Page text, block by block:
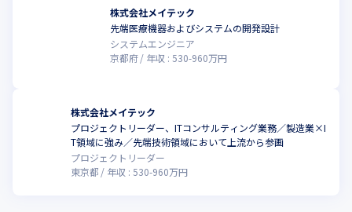
株式会社メイテック
先端医療機器およびシステムの開発設計
システムエンジニア
京都府
年収 : 530-960万円
株式会社メイテック
プロジェクトリーダー、ITコンサルティング業務／製造業×I
T領域に強み／先端技術領域において上流から参画
プロジェクトリーダー
東京都
年収 : 530-960万円